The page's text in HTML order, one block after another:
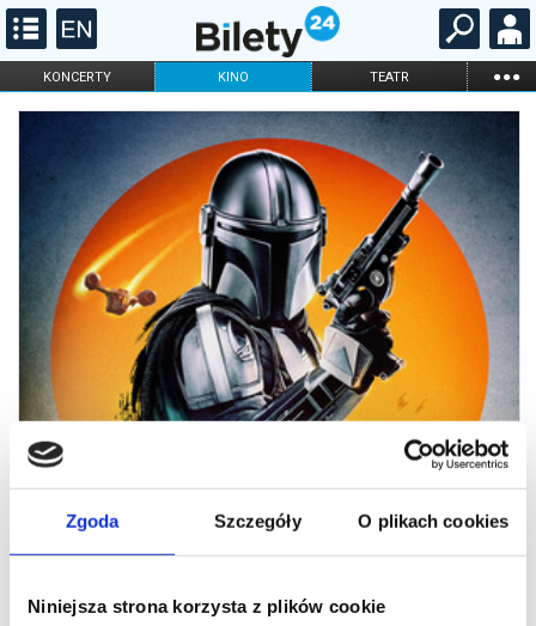
Zgoda Szczegóły O plikach cookies
Niniejsza strona korzysta z plików cookie
KONCERTY KINO TEATR ...
FILHARMONIA OPERA I BALET
STAND-UP
ONLINE KARNETY